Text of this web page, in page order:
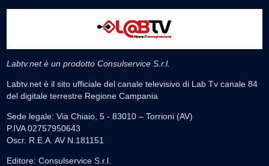
Labtv.net è un prodotto Consulservice S.r.l.
Labtv.net è il sito ufficiale del canale televisivo di Lab Tv canale 84
del digitale terrestre Regione Campania
Sede legale: Via Chiaio, 5 - 83010 – Torrioni (AV)
P.IVA 02757950643
Oscr. R.E.A. AV N.181151
Editore: Consulservice S.r.l.